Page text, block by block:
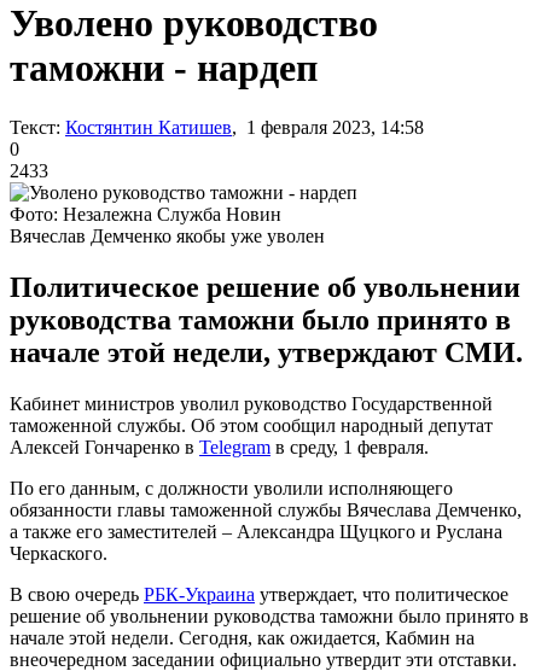
Уволено руководство
таможни - нардеп
Текст: Костянтин Катишев, 1 февраля 2023, 14:58
0
2433
Фото: Незалежна Служба Новин
Вячеслав Демченко якобы уже уволен
Политическое решение об увольнении
руководства таможни было принято в
начале этой недели, утверждают СМИ.
Кабинет министров уволил руководство Государственной
таможенной службы. Об этом сообщил народный депутат
Алексей Гончаренко в Telegram в среду, 1 февраля.
По его данным, с должности уволили исполняющего
обязанности главы таможенной службы Вячеслава Демченко,
а также его заместителей – Александра Щуцкого и Руслана
Черкаского.
В свою очередь РБК-Украина утверждает, что политическое
решение об увольнении руководства таможни было принято в
начале этой недели. Сегодня, как ожидается, Кабмин на
внеочередном заседании официально утвердит эти отставки.